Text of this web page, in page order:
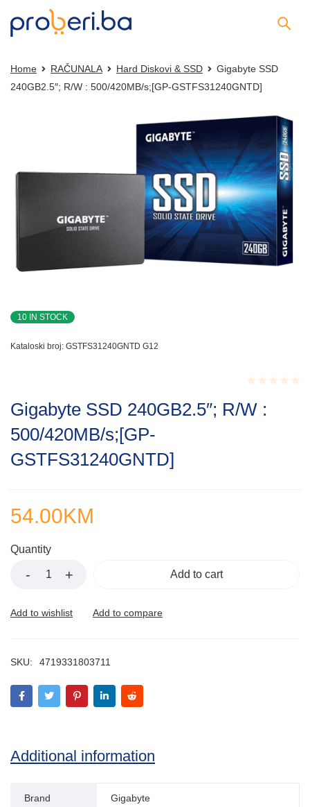
Home RAČUNALA Hard Diskovi & SSD
Gigabyte SSD
240GB2.5″; R/W : 500/420MB/s;[GP-GSTFS31240GNTD]
10 IN STOCK
Kataloski broj: GSTFS31240GNTD G12
0.001
Gigabyte SSD 240GB2.5″; R/W :
500/420MB/s;[GP-
GSTFS31240GNTD]
54.00KM
Quantity
Add to cart
SKU: 4719331803711
Additional information
Brand Gigabyte